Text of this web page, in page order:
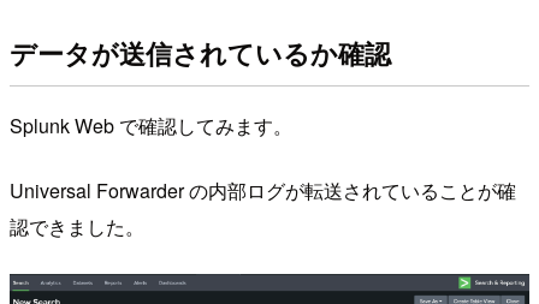
データが送信されているか確認
Splunk Web で確認してみます。
Universal Forwarder の内部ログが転送されていることが確
認できました。